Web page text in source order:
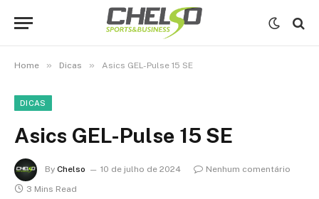
Home » Dicas » Asics GEL-Pulse 15 SE
DICAS
Asics GEL-Pulse 15 SE
By Chelso 10 de julho de 2024
Nenhum comentário
3 Mins Read